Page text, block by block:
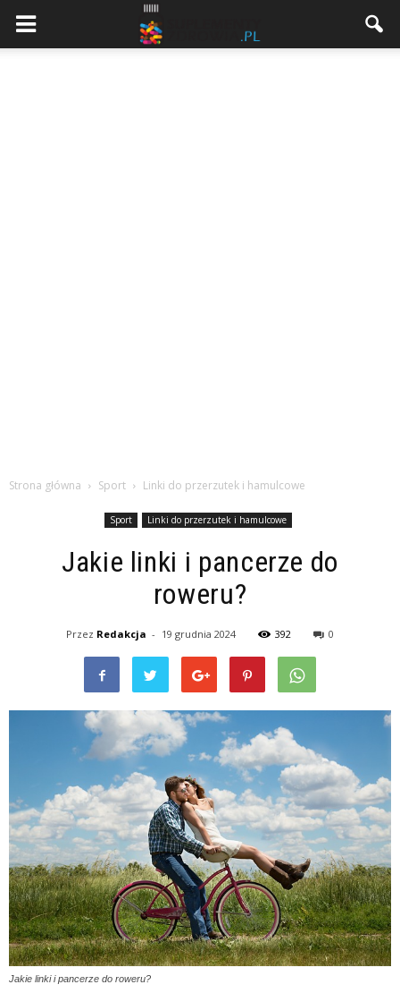
Suplementyzdrowia.pl
Strona główna Sport Linki do przerzutek i hamulcowe
Sport Linki do przerzutek i hamulcowe
Jakie linki i pancerze do
roweru?
Przez Redakcja - 19 grudnia 2024 392 0
Jakie linki i pancerze do roweru?